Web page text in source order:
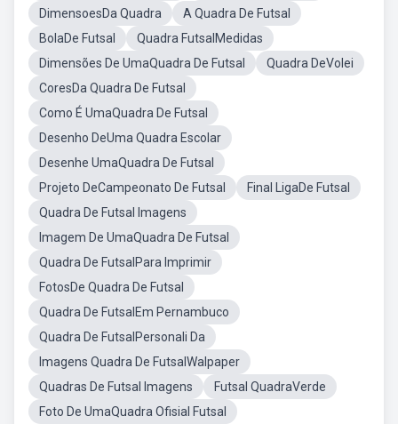
DimensoesDa Quadra
A Quadra De Futsal
BolaDe Futsal
Quadra FutsalMedidas
Dimensões De UmaQuadra De Futsal
Quadra DeVolei
CoresDa Quadra De Futsal
Como É UmaQuadra De Futsal
Desenho DeUma Quadra Escolar
Desenhe UmaQuadra De Futsal
Projeto DeCampeonato De Futsal
Final LigaDe Futsal
Quadra De Futsal Imagens
Imagem De UmaQuadra De Futsal
Quadra De FutsalPara Imprimir
FotosDe Quadra De Futsal
Quadra De FutsalEm Pernambuco
Quadra De FutsalPersonali Da
Imagens Quadra De FutsalWalpaper
Quadras De Futsal Imagens
Futsal QuadraVerde
Foto De UmaQuadra Ofisial Futsal